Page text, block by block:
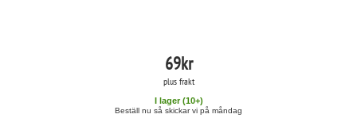
69kr
plus frakt
I lager (10+)
Beställ nu så skickar vi på måndag